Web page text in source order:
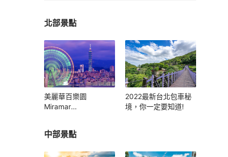
北部景點
美麗華百樂園
Miramar
2022最新台北包車秘
境，你一定要知道!
中部景點